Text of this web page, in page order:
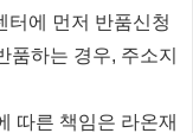
에 먼저 반품신청
품하는 경우, 주소지
따른 책임은 라온재